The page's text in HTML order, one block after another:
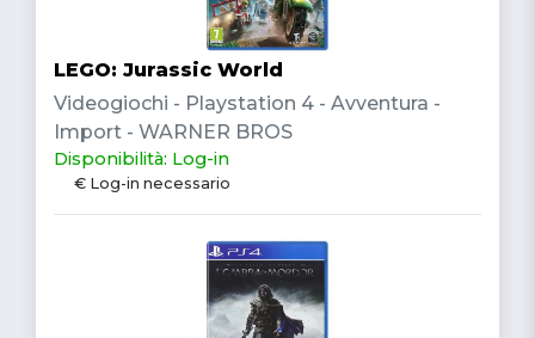
LEGO: Jurassic World
Videogiochi - Playstation 4 - Avventura -
Import - WARNER BROS
Disponibilità: Log-in
€ Log-in necessario